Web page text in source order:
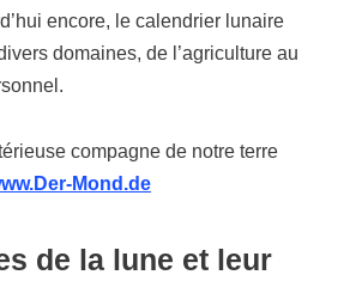
encore, le calendrier lunaire
domaines, de l’agriculture au
Mond.de
de la lune et leur